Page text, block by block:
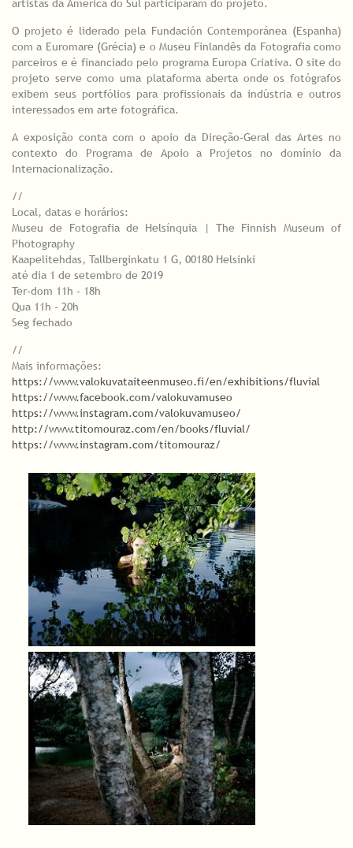
artistas da América do Sul participaram do projeto.
O projeto é liderado pela Fundación Contemporánea (Espanha)
com a Euromare (Grécia) e o Museu Finlandês da Fotografia como
parceiros e é financiado pelo programa Europa Criativa. O site do
projeto serve como uma plataforma aberta onde os fotógrafos
exibem seus portfólios para profissionais da indústria e outros
interessados ​​em arte fotográfica.
A exposição conta com o apoio da Direção-Geral das Artes no
contexto do Programa de Apoio a Projetos no domínio da
Internacionalização.
//
Local, datas e horários:
Museu de Fotografia de Helsínquia | The Finnish Museum of
Photography
Kaapelitehdas, Tallberginkatu 1 G, 00180 Helsinki
até dia 1 de setembro de 2019
Ter-dom 11h - 18h
Qua 11h - 20h
Seg fechado
//
Mais informações:
https://www.valokuvataiteenmuseo.fi/en/exhibitions/fluvial
https://www.facebook.com/valokuvamuseo
https://www.instagram.com/valokuvamuseo/
http://www.titomouraz.com/en/books/fluvial/
https://www.instagram.com/titomouraz/